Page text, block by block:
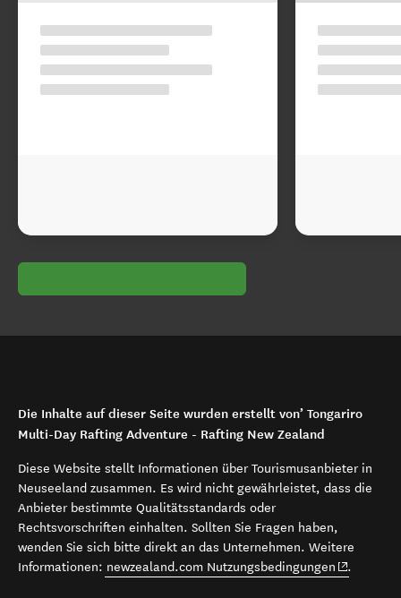
Die Inhalte auf dieser Seite wurden erstellt von’ Tongariro
Multi-Day Rafting Adventure - Rafting New Zealand
Diese Website stellt Informationen über Tourismusanbieter in
Neuseeland zusammen. Es wird nicht gewährleistet, dass die
Anbieter bestimmte Qualitätsstandards oder
Rechtsvorschriften einhalten. Sollten Sie Fragen haben,
wenden Sie sich bitte direkt an das Unternehmen. Weitere
Informationen: newzealand.com Nutzungsbedingungen (opens in
.